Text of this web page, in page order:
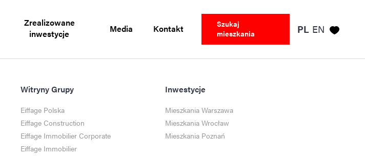
Zrealizowane
inwestycje
Media Kontakt
Szukaj
mieszkania
PL EN
Witryny Grupy
Eiffage Polska
Eiffage Construction
Eiffage Immobilier Corporate
Eiffage Immobilier
Inwestycje
Mieszkania Warszawa
Mieszkania Wrocław
Mieszkania Poznań